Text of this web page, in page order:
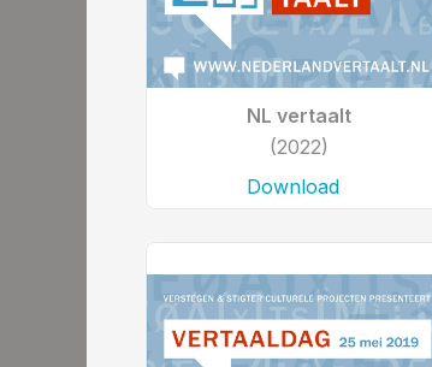
NL vertaalt
(2022)
Download